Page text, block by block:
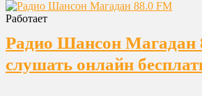
Работает
Радио Шансон Магадан
слушать онлайн